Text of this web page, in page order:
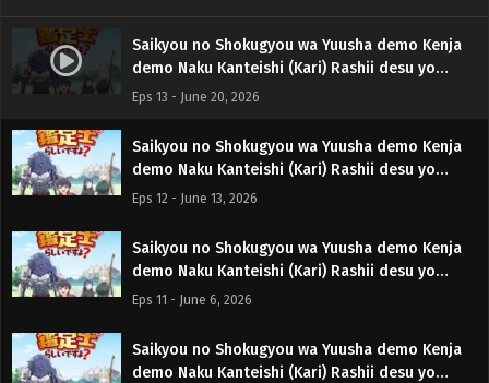
Saikyou no Shokugyou wa Yuusha demo Kenja
demo Naku Kanteishi (Kari) Rashii desu yo
Episodio 13 Sub Español
Eps 13 - June 20, 2026
Saikyou no Shokugyou wa Yuusha demo Kenja
demo Naku Kanteishi (Kari) Rashii desu yo
Episodio 12 Sub Español
Eps 12 - June 13, 2026
Saikyou no Shokugyou wa Yuusha demo Kenja
demo Naku Kanteishi (Kari) Rashii desu yo
Episodio 11 Sub Español
Eps 11 - June 6, 2026
Saikyou no Shokugyou wa Yuusha demo Kenja
demo Naku Kanteishi (Kari) Rashii desu yo